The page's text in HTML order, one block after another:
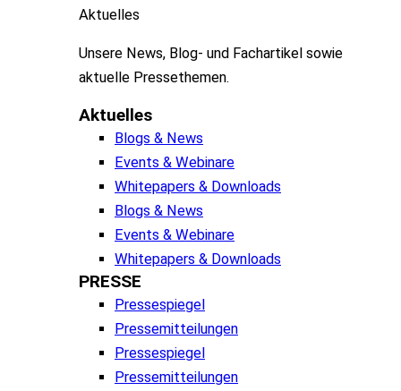
Aktuelles
Unsere News, Blog- und Fachartikel sowie
aktuelle Pressethemen.
Aktuelles
Blogs & News
Events & Webinare
Whitepapers & Downloads
Blogs & News
Events & Webinare
Whitepapers & Downloads
PRESSE
Pressespiegel
Pressemitteilungen
Pressespiegel
Pressemitteilungen